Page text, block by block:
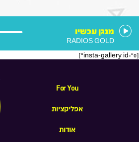
מנגן עכשיו
RADIOS GOLD
[insta-gallery id="0"]
For You
אפליקציות
אודות